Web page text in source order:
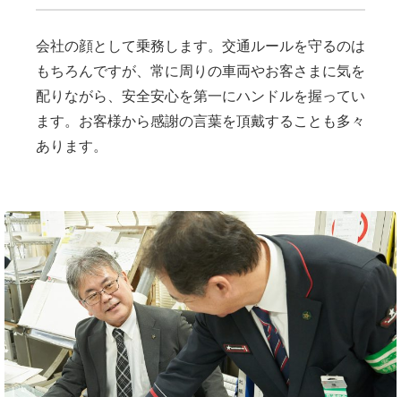
会社の顔として乗務します。交通ルールを守るのは
もちろんですが、常に周りの車両やお客さまに気を
配りながら、安全安心を第一にハンドルを握ってい
ます。お客様から感謝の言葉を頂戴することも多々
あります。